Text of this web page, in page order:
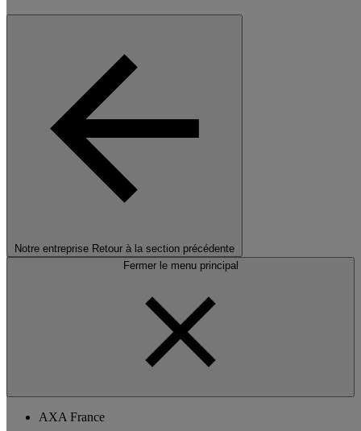
Notre entreprise Retour à la section précédente
Fermer le menu principal
AXA France